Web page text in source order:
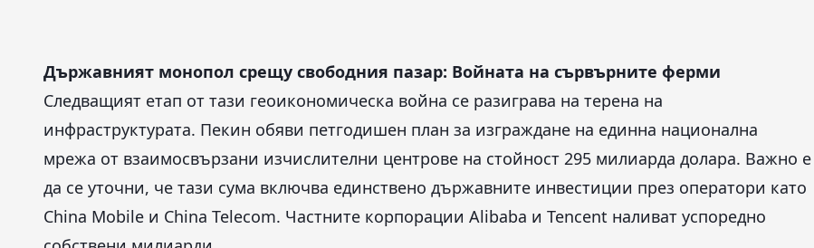
Държавният монопол срещу свободния пазар: Войната на сървърните ферми
Следващият етап от тази геоикономическа война се разиграва на терена на
инфраструктурата. Пекин обяви петгодишен план за изграждане на единна национална
мрежа от взаимосвързани изчислителни центрове на стойност 295 милиарда долара. Важно е
да се уточни, че тази сума включва единствено държавните инвестиции през оператори като
China Mobile и China Telecom. Частните корпорации Alibaba и Tencent наливат успоредно